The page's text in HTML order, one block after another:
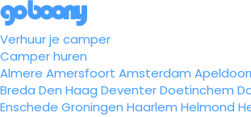
Verhuur je camper
Camper huren
Almere Amersfoort Amsterdam
Breda Den Haag DeventerDoetinchem
Enschede Groningen Haarlem Helmond